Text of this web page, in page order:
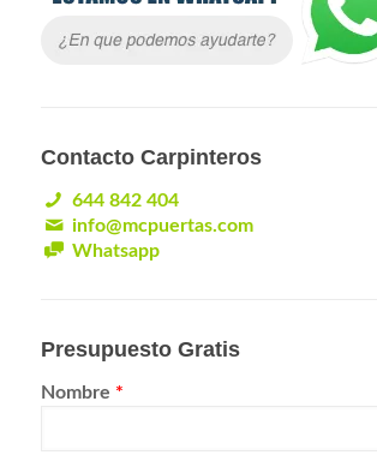
Contacto Carpinteros
644 842 404
info@mcpuertas.com
Whatsapp
Presupuesto Gratis
Nombre *